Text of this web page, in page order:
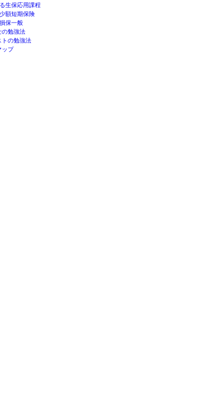
生保応用課程
額短期保険
保一般
の勉強法
トの勉強法
ップ